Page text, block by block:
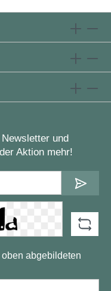
und
Aktion mehr!
abgebildeten